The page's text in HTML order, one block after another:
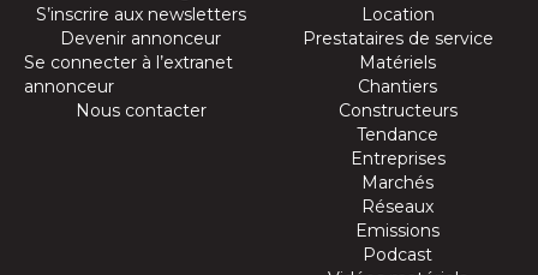
S’inscrire aux newsletters
Devenir annonceur
Se connecter à l’extranet
annonceur
Nous contacter
Location
Prestataires de service
Matériels
Chantiers
Constructeurs
Tendance
Entreprises
Marchés
Réseaux
Emissions
Podcast